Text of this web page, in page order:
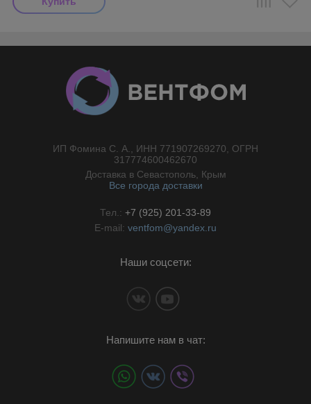
ИП Фомина С. А., ИНН 771907269270, ОГРН
317774600462670
Доставка в Севастополь, Крым
Все города доставки
Тел.: +7 (925) 201-33-89
E-mail: ventfom@yandex.ru
Наши соцсети:
Напишите нам в чат: